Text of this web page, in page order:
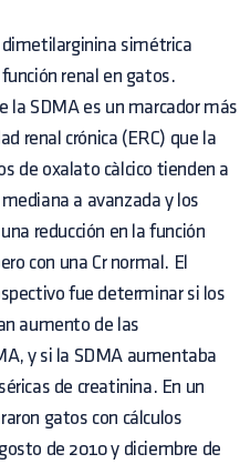
dimetilarginina simétrica
renal en gatos.
la SDMA es un marcador más
renal crónica (ERC) que la
de oxalato càlcico tienden a
a avanzada y los
reducción en la función
con una Cr normal. El
fue determinar si los
aumento de las
y si la SDMA aumentaba
de creatinina. En un
gatos con cálculos
de 2010 y diciembre de